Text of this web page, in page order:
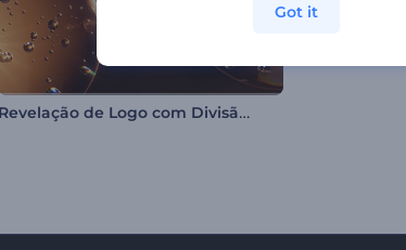
Revelação de Logo com Divisão em Bolhas
Got it